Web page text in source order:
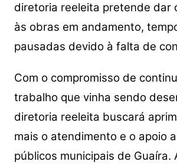
diretoria reeleita pretende dar
às obras em andamento,
pausadas devido à falta de
Com o compromisso de
trabalho que vinha sendo
diretoria reeleita buscará
mais o atendimento e o apoio
públicos municipais de Guaíra.